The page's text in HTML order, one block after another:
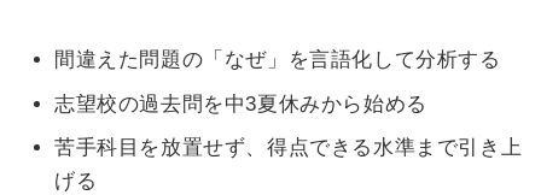
間違えた問題の「なぜ」を言語化して分析する
志望校の過去問を中3夏休みから始める
苦手科目を放置せず、得点できる水準まで引き上
げる